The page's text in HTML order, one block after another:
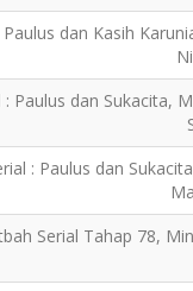
dan Kasih
: Paulus dan Sukacita,
: Paulus dan
Serial Tahap 78,